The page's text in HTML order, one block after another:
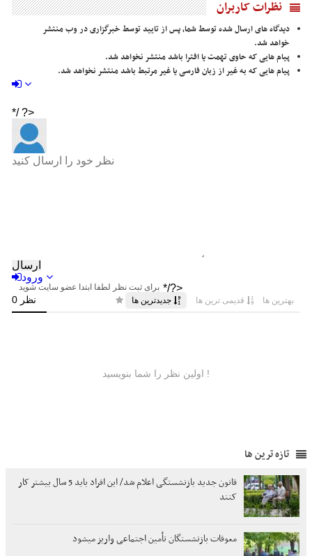
نظرات کاربران
دیدگاه های ارسال شده توسط شما، پس از تایید توسط خبرگزاری در وب منتشر
خواهد شد.
پیام هایی که حاوی تهمت یا افترا باشد منتشر نخواهد شد.
پیام هایی که به غیر از زبان فارسی یا غیر مرتبط باشد منتشر نخواهد شد.
تازه ترین ها
قانون جدید بازنشستگی اعلام شد/ این افراد باید 5 سال بیشتر کار
کنند
معوقات بازنشستگان تأمین اجتماعی واریز میشود